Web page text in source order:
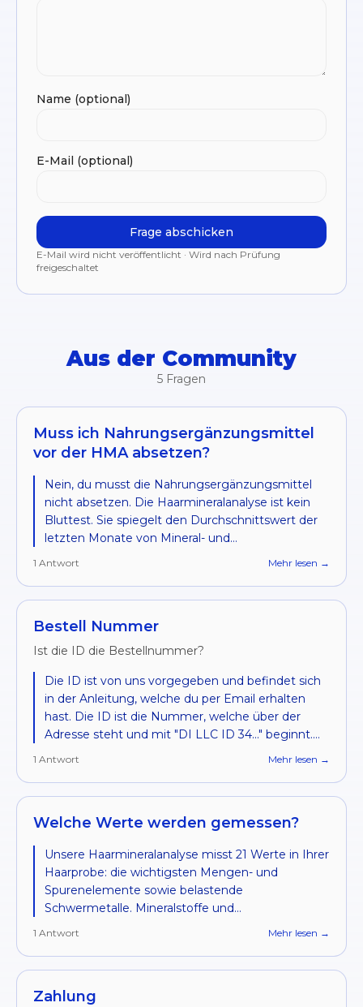
Name (optional)
E-Mail (optional)
Frage abschicken
E-Mail wird nicht veröffentlicht · Wird nach Prüfung
freigeschaltet
Aus der Community
5 Fragen
Muss ich Nahrungsergänzungsmittel
vor der HMA absetzen?
Nein, du musst die Nahrungsergänzungsmittel
nicht absetzen. Die Haarmineralanalyse ist kein
Bluttest. Sie spiegelt den Durchschnittswert der
letzten Monate von Mineral- und
Einnahme von Nahrungsergänzungsmittel und
Mineralmängel festzustellen.
1 Antwort Mehr lesen →
Bestell Nummer
Ist die ID die Bestellnummer?
Die ID ist von uns vorgegeben und befindet sich
in der Anleitung, welche du per Email erhalten
hast. Die ID ist die Nummer, welche über der
Adresse steht und mit "DI LLC ID 34..." beginnt.
1 Antwort Mehr lesen →
Welche Werte werden gemessen?
Unsere Haarmineralanalyse misst 21 Werte in Ihrer
Haarprobe: die wichtigsten Mengen- und
Spurenelemente sowie belastende
Schwermetalle. Mineralstoffe und
Chrom, Selen, Phosphor, Kobalt, Molybdän,
und Belastungen (6): Aluminium, Arsen, Cadmium,
1 Antwort Mehr lesen →
Zahlung